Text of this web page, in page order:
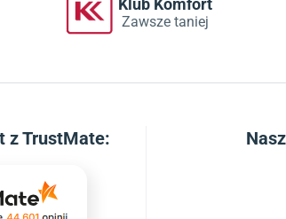
Klub Komfort
Zawsze taniej
z TrustMate: